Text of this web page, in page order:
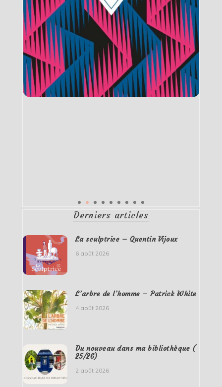
Derniers articles
La sculptrice – Quentin Vijoux
6 août 2026
L’arbre de l’homme – Patrick White
4 août 2026
Du nouveau dans ma bibliothèque (
25/26)
2 août 2026